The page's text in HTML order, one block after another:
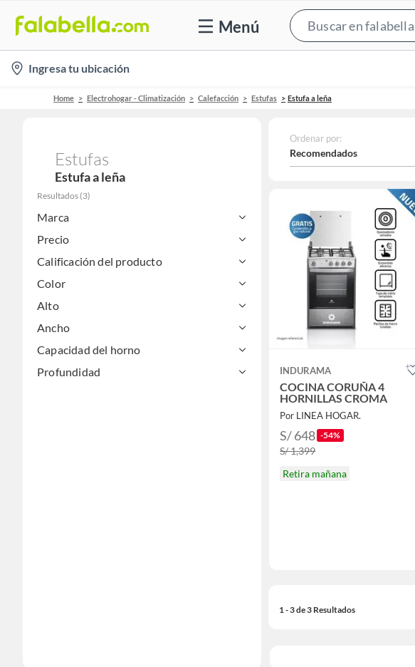
Menú
location-
icon
Ingresa tu ubicación
Home Electrohogar - Climatización Calefacción Estufas Estufa a leña
Estufas
Estufa a leña
Resultados (3)
Marca
Precio
Calificación del producto
Color
Alto
Ancho
Capacidad del horno
Profundidad
Ordenar por:
Recomendados
INDURAMA
COCINA CORUÑA 4
HORNILLAS CROMA
Por LINEA HOGAR.
S/ 648 -54%
S/ 1,399
Retira mañana
1 - 3 de 3 Resultados